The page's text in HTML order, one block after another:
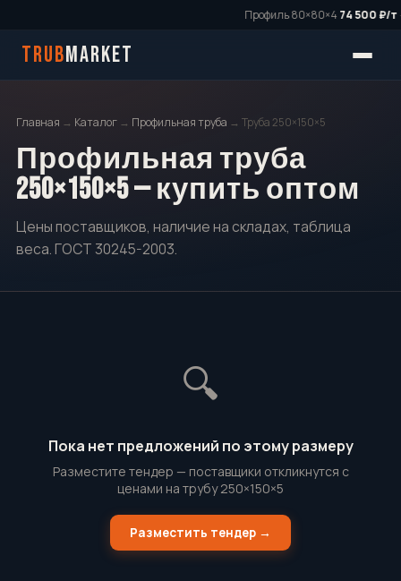
Профиль 80×80×474 500 ₽/т·
TRUBMARKET
Главная → Каталог → Профильная труба → Труба 250×150×5
Профильная труба
250×150×5 — купить оптом
Цены поставщиков, наличие на складах, таблица
веса. ГОСТ 30245-2003.
🔍
Пока нет предложений по этому размеру
Разместите тендер — поставщики откликнутся с
ценами на трубу 250×150×5
Разместить тендер →